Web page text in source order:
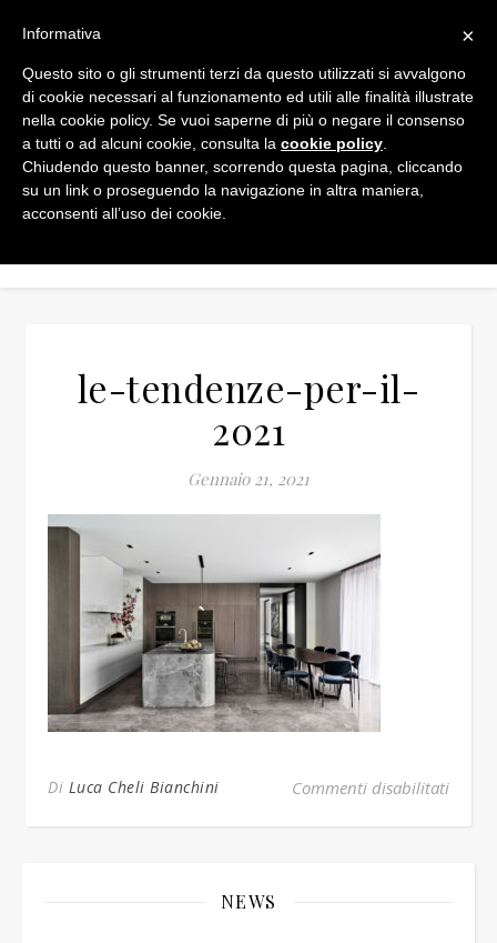
le-tendenze-per-il-
2021
Gennaio 21, 2021
Di Luca Cheli Bianchini Commenti disabilitatisu le-
NEWS
×
Informativa
Questo sito o gli strumenti terzi da questo utilizzati si avvalgono
di cookie necessari al funzionamento ed utili alle finalità illustrate
nella cookie policy. Se vuoi saperne di più o negare il consenso
a tutti o ad alcuni cookie, consulta la cookie policy
Chiudendo questo banner, scorrendo questa pagina, cliccando
su un link o proseguendo la navigazione in altra maniera,
acconsenti all’uso dei cookie.